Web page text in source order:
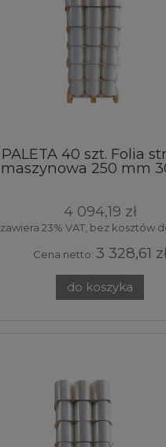
PALETA 40 szt. Folia
maszynowa 250 mm
transparent 9kg
4 094,19 zł
zawiera 23% VAT, bez kosztów
Cena netto: 3 328,61
do koszyka